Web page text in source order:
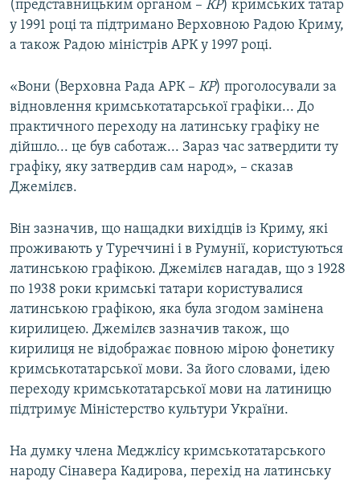
(представницьким органом – КР) кримських татар
у 1991 році та підтримано Верховною Радою Криму,
а також Радою міністрів АРК у 1997 році.
«Вони (Верховна Рада АРК – КР) проголосували за
відновлення кримськотатарської графіки... До
практичного переходу на латинську графіку не
дійшло... це був саботаж... Зараз час затвердити ту
графіку, яку затвердив сам народ», – сказав
Джемілєв.
Він зазначив, що нащадки вихідців із Криму, які
проживають у Туреччині і в Румунії, користуються
латинською графікою. Джемілєв нагадав, що з 1928
по 1938 роки кримські татари користувалися
латинською графікою, яка була згодом замінена
кирилицею. Джемілєв зазначив також, що
кирилиця не відображає повною мірою фонетику
кримськотатарської мови. За його словами, ідею
переходу кримськотатарської мови на латиницю
підтримує Міністерство культури України.
На думку члена Меджлісу кримськотатарського
народу Сінавера Кадирова, перехід на латинську